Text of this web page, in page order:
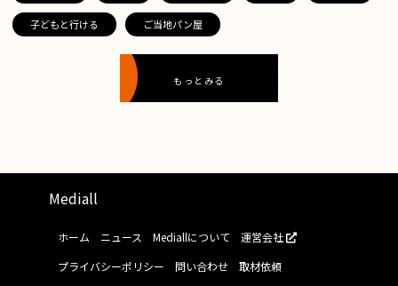
子どもと行ける ご当地パン屋
もっとみる
Mediall
ホーム ニュース Mediallについて
運営会社
プライバシーポリシー
問い合わせ
取材依頼